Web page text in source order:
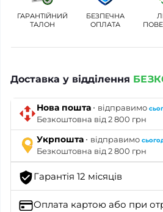
ГАРАНТІЙНИЙ
ТАЛОН
БЕЗПЕЧНА
ОПЛАТА
Доставка у відділення
Нова пошта · відправимо
Безкоштовна від 2 800 грн
Укрпошта · відправимо
Безкоштовна від 2 800 грн
Гарантія 12 місяців
Оплата картою або при